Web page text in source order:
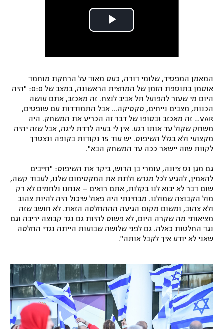
המאמן המפסיד, שלומי דורה, כעס מאוד על הרחקת מוחמד
אוסמן בתוספת הזמן של המחצית הראשונה, במצב של 0:0: "היה
היום מי שעזר להפועל תל אביב לנצח. זה מאכזב, אתם עושה
הכנות, מצבים נייחים, טקטיקה… אבל התמודדות עם שופטים,
VAR… זה מאכזב ובסופו של דבר זה הכריע את המשחק. היה
משחק שקול עד אותו רגע. אין לי בעיה לרדת ליגה, אבל שזה יהיה
מקצועי ולא בגלל השיפוט. יש עוד 15 נקודות בקופה ונצטרך
לקוות שזה יישאר ככה עד המשחק הבא".
גם מגן נס ציונה, עומרי בן הרוש, ביקר את השיפוט: "חייבים
להאמין, להגיע לכל מגרש ולתת את המקסימום שלנו, לעבוד קשה,
שום דבר לא יבוא לנו בקלות, אתם רואים – אנחנו נלחמים לא רק
מול הקבוצה שמולנו. מבחינתי היה פאול שיכול היה להיות צהוב
ולא צהוב, ומשום מקום הגיעה הההחלטה הזאת. לא חושב שזה
מציאותי מה שקרה היום, לא פשוט להיות גם נגד קבוצה יריבה וגם
נגד החלטות כאלה. גם לפני שלושה שבועות הייתה נגדי החלטה
שאני לא יודע איך לקבל אותה".